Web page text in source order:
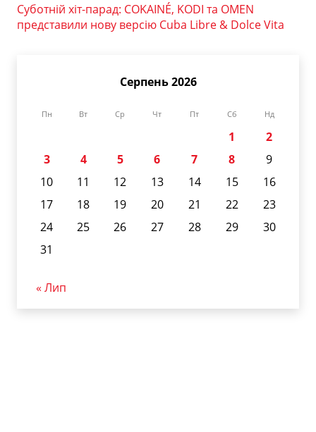
Суботній хіт-парад: COKAINÉ, KODI та OMEN
представили нову версію Cuba Libre & Dolce Vita
Серпень 2026
Пн Вт Ср Чт Пт Сб Нд
1
2
3
4 5 6 7 8
9
10
11 12 13 14 15
16
17
18 19 20 21 22
23
24
25 26 27 28 29
30
31
« Лип